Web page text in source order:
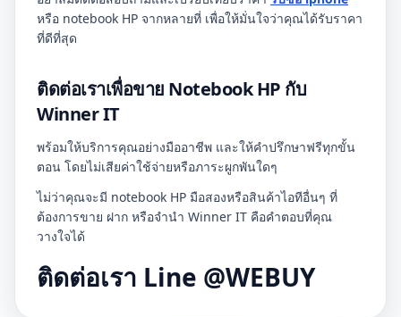
หรือ notebook HP จากหลายที่ เพื่อให้มั่นใจว่าคุณได้รับราคา
ที่ดีที่สุด
ติดต่อเราเพื่อขาย Notebook HP กับ
Winner IT
พร้อมให้บริการคุณอย่างมืออาชีพ และให้คำปรึกษาฟรีทุกขั้น
ตอน โดยไม่เสียค่าใช้จ่ายหรือภาระผูกพันใดๆ
ไม่ว่าคุณจะมี notebook HP มือสองหรือสินค้าไอทีอื่นๆ ที่
ต้องการขาย ฝาก หรือจำนำ Winner IT คือคำตอบที่คุณ
วางใจได้
ติดต่อเรา Line @WEBUY